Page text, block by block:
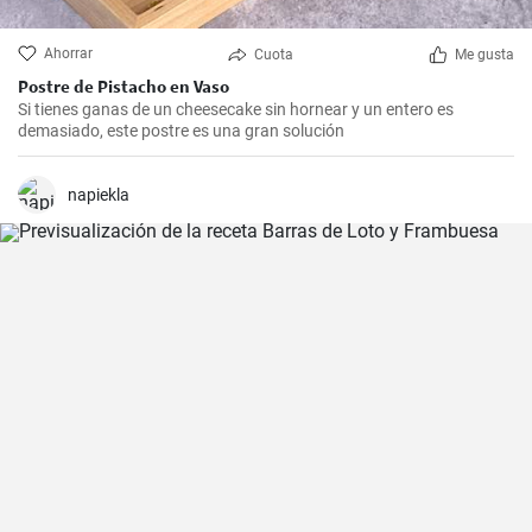
Ahorrar Cuota Me gusta
Postre de Pistacho en Vaso
Si tienes ganas de un cheesecake sin hornear y un entero es
demasiado, este postre es una gran solución
napiekla